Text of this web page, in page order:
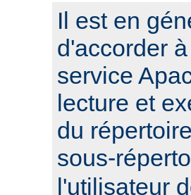
Il est en
d'accorder
service
lecture et
du
sous-
l'utilisateur